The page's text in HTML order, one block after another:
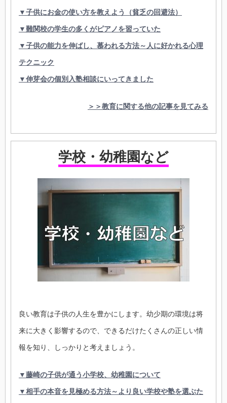
▼子供にお金の使い方を教えよう（貧乏の回避法）
▼難関校の学生の多くがピアノを習っていた
▼子供の能力を伸ばし、慕われる方法～人に好かれる心理
テクニック
▼伸芽会の個別入塾相談にいってきました
＞＞教育に関する他の記事を見てみる
学校・幼稚園など
良い教育は子供の人生を豊かにします。幼少期の環境は将
来に大きく影響するので、できるだけたくさんの正しい情
報を知り、しっかりと考えましょう。
▼藤崎の子供が通う小学校、幼稚園について
▼相手の本音を見極める方法～より良い学校や塾を選ぶた